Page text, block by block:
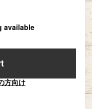
available
方向け